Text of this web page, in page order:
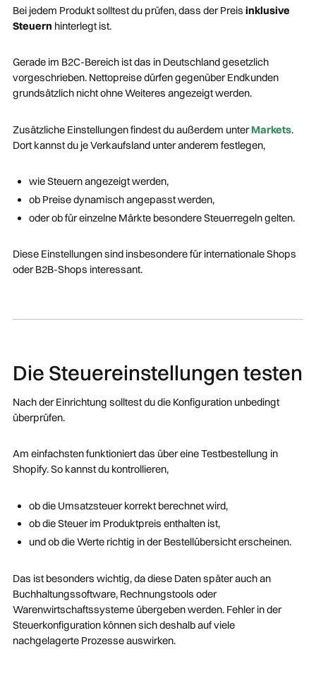
Bei jedem Produkt solltest du prüfen, dass der Preisinklusive
Steuern hinterlegt ist.
Gerade im B2C-Bereich ist das in Deutschland gesetzlich
vorgeschrieben. Nettopreise dürfen gegenüber Endkunden
grundsätzlich nicht ohne Weiteres angezeigt werden.
Zusätzliche Einstellungen findest du außerdem unterMarkets.
Dort kannst du je Verkaufsland unter anderem festlegen,
wie Steuern angezeigt werden,
ob Preise dynamisch angepasst werden,
oder ob für einzelne Märkte besondere Steuerregeln gelten.
Diese Einstellungen sind insbesondere für internationale Shops
oder B2B-Shops interessant.
Die Steuereinstellungen testen
Nach der Einrichtung solltest du die Konfiguration unbedingt
überprüfen.
Am einfachsten funktioniert das über eine Testbestellung in
Shopify. So kannst du kontrollieren,
ob die Umsatzsteuer korrekt berechnet wird,
ob die Steuer im Produktpreis enthalten ist,
und ob die Werte richtig in der Bestellübersicht erscheinen.
Das ist besonders wichtig, da diese Daten später auch an
Buchhaltungssoftware, Rechnungstools oder
Warenwirtschaftssysteme übergeben werden. Fehler in der
Steuerkonfiguration können sich deshalb auf viele
nachgelagerte Prozesse auswirken.